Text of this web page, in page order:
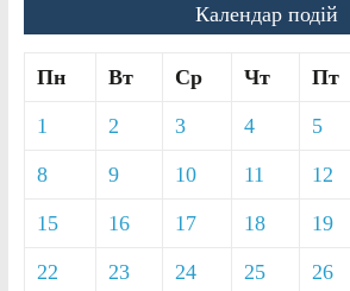
Календар подій
Пн Вт Ср Чт Пт
1 2 3 4 5
8 9 10 11 12
15 16 17 18 19
22 23 24 25 26